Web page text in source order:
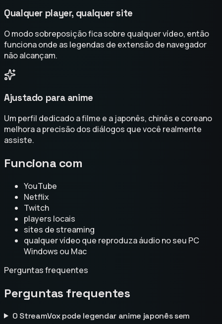
Qualquer player, qualquer site
O modo sobreposição fica sobre qualquer vídeo, então
funciona onde as legendas de extensão de navegador
não alcançam.
Ajustado para anime
Um perfil dedicado a filme e a japonês, chinês e coreano
melhora a precisão dos diálogos que você realmente
assiste.
Funciona com
YouTube
Netflix
Twitch
players locais
sites de streaming
qualquer vídeo que reproduza áudio no seu PC
Windows ou Mac
Perguntas frequentes
Perguntas frequentes
O StreamVox pode legendar anime japonês sem